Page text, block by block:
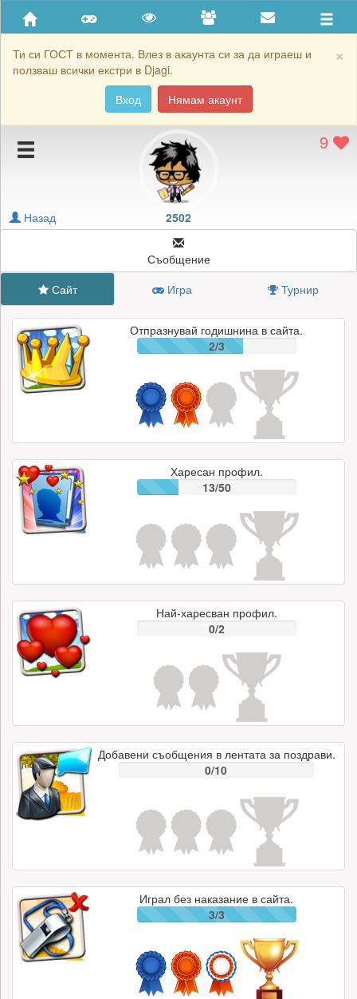
×
Ти си ГОСТ в момента. Влез в акаунта си за да играеш и
ползваш всички екстри в Djagi.
Вход
Нямам акаунт
Приятели
Хронология на игри
Подаръците на 2502
Блокирай 2502
9
2502
Назад
Съобщение
Сайт
Игра Турнир
Отпразнувай годишнина в сайта.
2/3
Харесан профил.
13/50
Най-харесван профил.
0/2
Добавени съобщения в лентата за поздрави.
0/10
Играл без наказание в сайта.
3/3